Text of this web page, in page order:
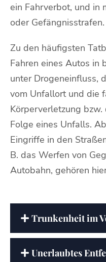
ein Fahrverbot, und in
oder Gefängnisstrafen.
Zu den häufigsten
Fahren eines Autos in
unter Drogeneinfluss,
vom Unfallort und die
Körperverletzung
Folge eines Unfalls.
Eingriffe in den
B. das Werfen von
Autobahn, gehören
Trunkenheit im
Unerlaubtes